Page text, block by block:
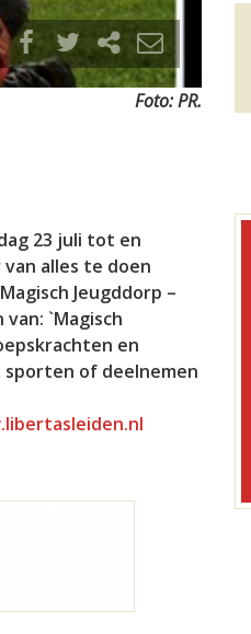
Foto: PR.
23 juli tot en
alles te doen
Jeugddorp –
`Magisch
en
of deelnemen